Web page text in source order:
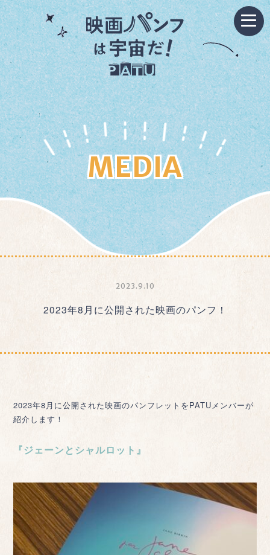
MEDIA
2023.9.10
2023年8月に公開された映画のパンフ！
2023年8月に公開された映画のパンフレットをPATUメンバーが
紹介します！
『ジェーンとシャルロット』